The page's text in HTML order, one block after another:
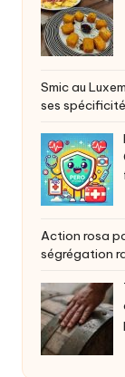
Smic au
ses
Action rosa
ségrégation